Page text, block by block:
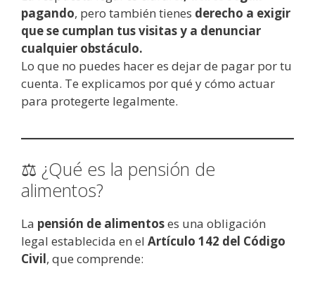
pagando, pero también tienes derecho a exigir
que se cumplan tus visitas y a denunciar
cualquier obstáculo.
Lo que no puedes hacer es dejar de pagar por tu
cuenta. Te explicamos por qué y cómo actuar
para protegerte legalmente.
⚖️ ¿Qué es la pensión de
alimentos?
La pensión de alimentoses una obligación
legal establecida en el Artículo 142 del Código
Civil, que comprende: